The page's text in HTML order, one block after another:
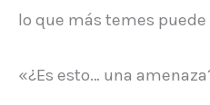
lo que más temes
«¿Es esto… una